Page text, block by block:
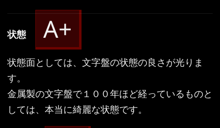
状態 A+
状態面としては、文字盤の状態の良さが光りま
す。
金属製の文字盤で１００年ほど経っているものと
しては、本当に綺麗な状態です。